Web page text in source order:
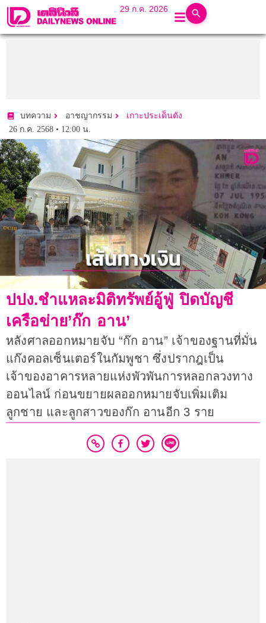
29 ก.ค. 2026
บทความ อาชญากรรม
เกาะประเด็นดัง
26 ก.ค. 2568 • 12:00 น.
ปปง.ชำแหละมิติทรัพย์อู้ฟู่ ปิดบัญชี
เครือข่าย’ก๊ก อาน’
หลังศาลออกหมายจับ “ก๊ก อาน” เจ้าของฐานที่มั่น
แก๊งคอลเซ็นเตอร์ในกัมพูชา ซึ่งปรากฎเป็น
เจ้าของอาคารหลายแห่งพัวพันการหลอกลวงทาง
ออนไลน์ ก่อนขยายผลออกหมายจับเพิ่มเติม
ลูกชาย และลูกสาวของก๊ก อานอีก 3 ราย